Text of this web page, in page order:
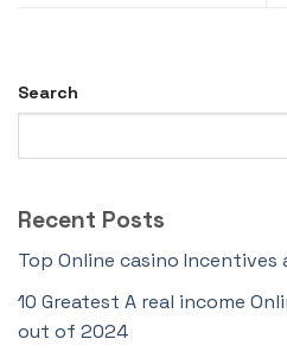
Search
Recent Posts
Top Online casino Incentives
10 Greatest A real income
out of 2024